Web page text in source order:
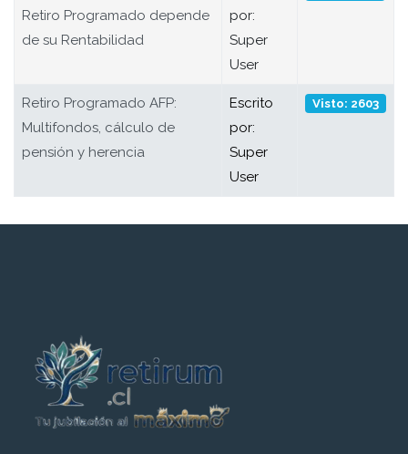
Retiro Programado depende
de su Rentabilidad
por:
Super
User
Retiro Programado AFP:
Multifondos, cálculo de
pensión y herencia
Escrito
por:
Super
User
Visto: 2603